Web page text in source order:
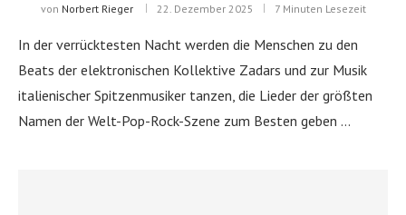
von Norbert Rieger 22. Dezember 2025 7 Minuten Lesezeit
In der verrücktesten Nacht werden die Menschen zu den
Beats der elektronischen Kollektive Zadars und zur Musik
italienischer Spitzenmusiker tanzen, die Lieder der größten
Namen der Welt-Pop-Rock-Szene zum Besten geben …